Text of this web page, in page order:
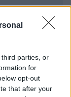
parties, or
for
opt-out
that after your